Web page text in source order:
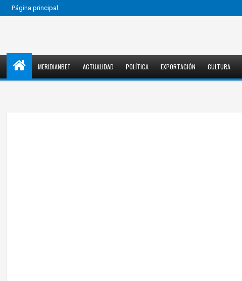
Página principal
MERIDIANBET ACTUALIDAD POLÍTICA EXPORTACIÓN CULTURA